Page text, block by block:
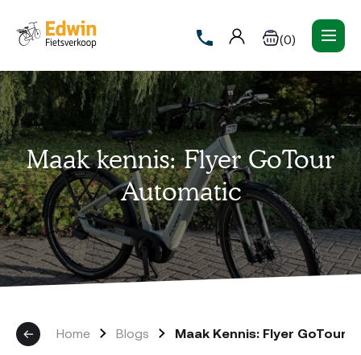
(0)
Maak kennis: Flyer GoTour
Automatic
Home Blogs Maak Kennis: Flyer GoTour